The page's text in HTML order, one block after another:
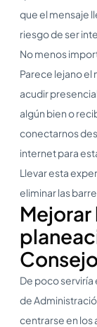
que el mensaje
riesgo de ser
No menos
Parece lejano el
acudir
algún bien o
conectarnos
internet para
Llevar esta
eliminar las
Consejo
De poco
de
centrarse en los